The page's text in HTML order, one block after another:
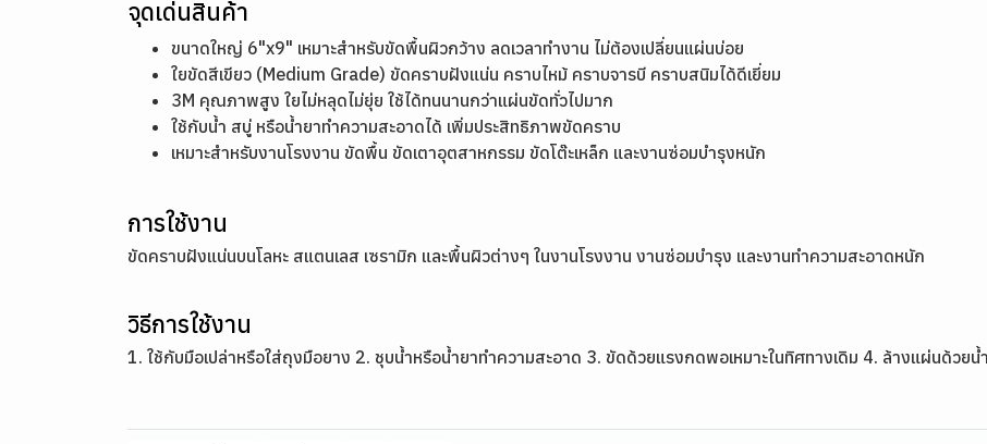
จุดเด่นสินค้า
ขนาดใหญ่ 6"x9" เหมาะสำหรับขัดพื้นผิวกว้าง ลดเวลาทำงาน ไม่ต้องเปลี่ยนแผ่นบ่อย
ใยขัดสีเขียว (Medium Grade) ขัดคราบฝังแน่น คราบไหม้ คราบจารบี คราบสนิมได้ดีเยี่ยม
3M คุณภาพสูง ใยไม่หลุดไม่ยุ่ย ใช้ได้ทนนานกว่าแผ่นขัดทั่วไปมาก
ใช้กับน้ำ สบู่ หรือน้ำยาทำความสะอาดได้ เพิ่มประสิทธิภาพขัดคราบ
เหมาะสำหรับงานโรงงาน ขัดพื้น ขัดเตาอุตสาหกรรม ขัดโต๊ะเหล็ก และงานซ่อมบำรุงหนัก
การใช้งาน
ขัดคราบฝังแน่นบนโลหะ สแตนเลส เซรามิก และพื้นผิวต่างๆ ในงานโรงงาน งานซ่อมบำรุง และงานทำความสะอาดหนัก
วิธีการใช้งาน
1. ใช้กับมือเปล่าหรือใส่ถุงมือยาง 2. ชุบน้ำหรือน้ำยาทำความสะอาด 3. ขัดด้วยแรงกดพอเหมาะในทิศทางเดิม 4. ล้างแผ่นด้วย